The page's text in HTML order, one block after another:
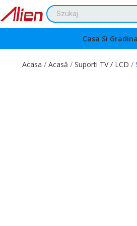
Casa Si Gradina
Acasa Acasă Suporti TV / LCD